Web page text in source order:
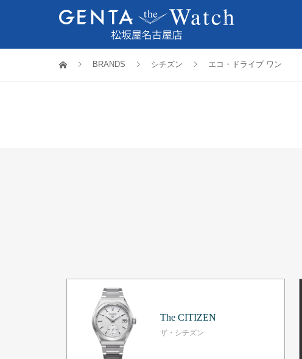
BRANDS シチズン エコ・ドライブ ワン
The CITIZEN
ザ・シチズン